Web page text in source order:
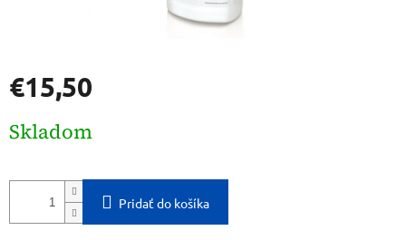
€15,50
cena:
Skladom
Pridať do košíka